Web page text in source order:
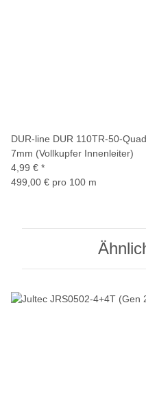
DUR-line DUR 110TR-50-
7mm (Vollkupfer Innenleiter)
4,99 € *
499,00 € pro 100 m